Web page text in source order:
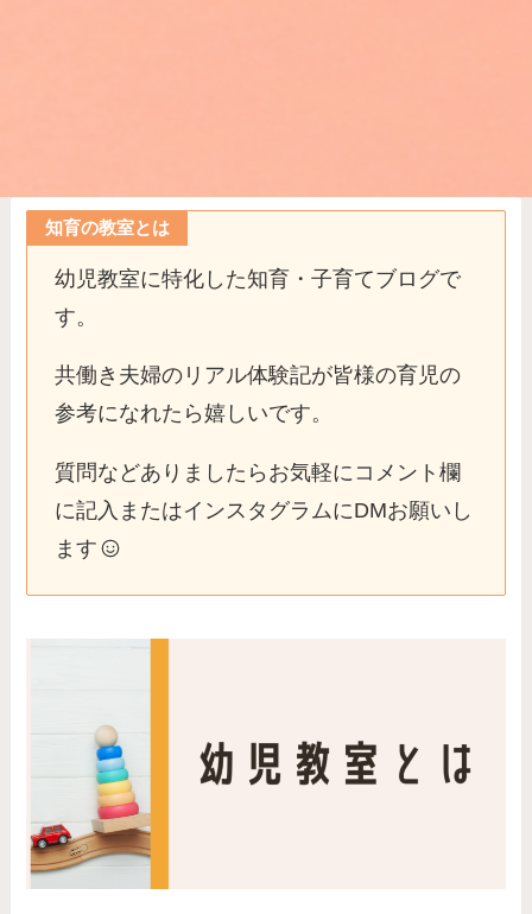
知育の教室とは
幼児教室に特化した知育・子育てブログで
す。
共働き夫婦のリアル体験記が皆様の育児の
参考になれたら嬉しいです。
質問などありましたらお気軽にコメント欄
に記入またはインスタグラムにDMお願いし
ます